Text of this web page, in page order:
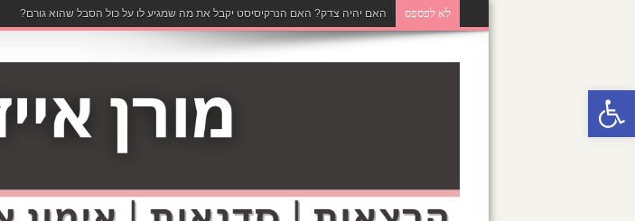
פתח סרגל נגישות
לא לפספס האם יהיה צדק? האם הנרקיסיסט יקבל את מה שמגיע לו על כול הסבל שהוא גורם?